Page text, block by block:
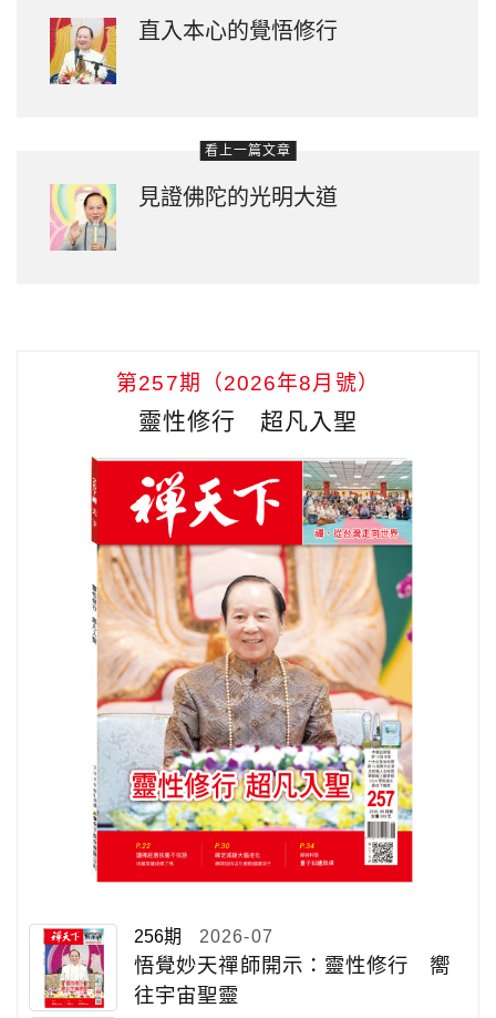
直入本心的覺悟修行
看上一篇文章
見證佛陀的光明大道
第257期（2026年8月號）
靈性修行 超凡入聖
256期 2026-07
悟覺妙天禪師開示：靈性修行 嚮
往宇宙聖靈